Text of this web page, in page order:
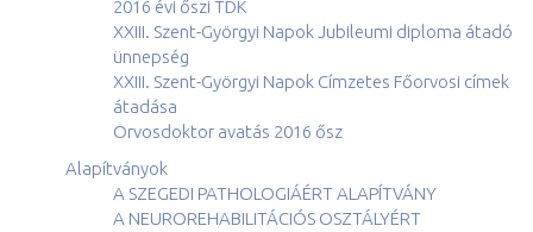
2016 évi őszi TDK
XXIII. Szent-Györgyi Napok Jubileumi diploma átadó
ünnepség
XXIII. Szent-Györgyi Napok Címzetes Főorvosi címek
átadása
Orvosdoktor avatás 2016 ősz
Alapítványok
A SZEGEDI PATHOLOGIÁÉRT ALAPÍTVÁNY
A NEUROREHABILITÁCIÓS OSZTÁLYÉRT